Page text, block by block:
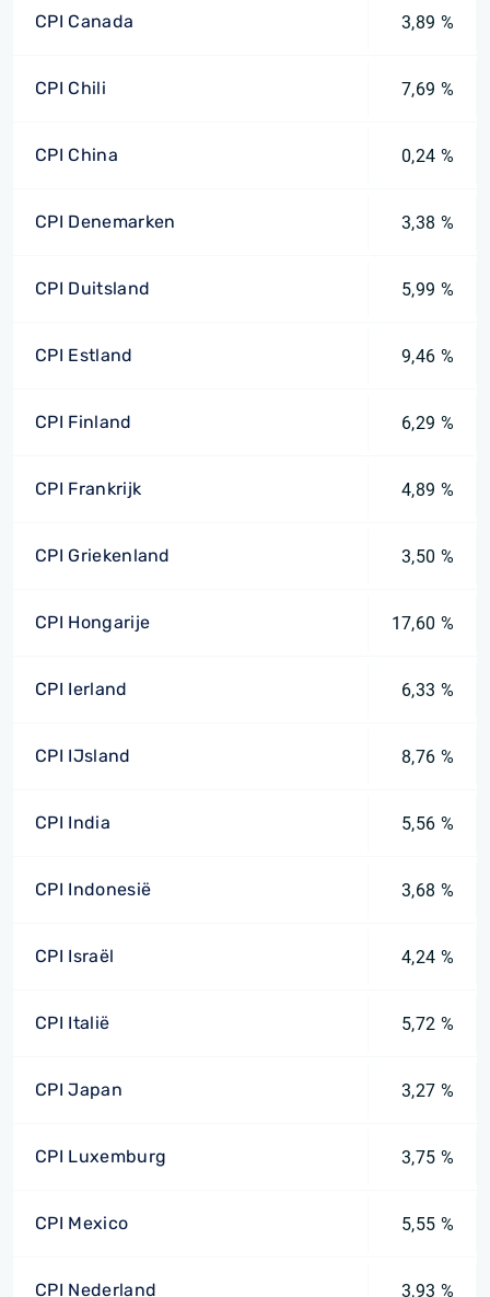
CPI Canada 3,89 %
CPI Chili 7,69 %
CPI China 0,24 %
CPI Denemarken 3,38 %
CPI Duitsland 5,99 %
CPI Estland 9,46 %
CPI Finland 6,29 %
CPI Frankrijk 4,89 %
CPI Griekenland 3,50 %
CPI Hongarije 17,60 %
CPI Ierland 6,33 %
CPI IJsland 8,76 %
CPI India 5,56 %
CPI Indonesië 3,68 %
CPI Israël 4,24 %
CPI Italië 5,72 %
CPI Japan 3,27 %
CPI Luxemburg 3,75 %
CPI Mexico 5,55 %
CPI Nederland 3,93 %